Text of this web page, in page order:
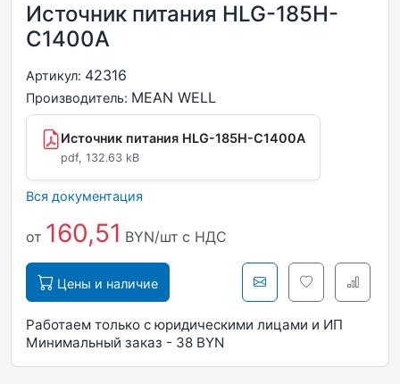
Источник питания HLG-185H-
C1400A
Артикул: 42316
Производитель: MEAN WELL
Источник питания HLG-185H-C1400A
pdf, 132.63 kB
Вся документация
от 160,51 BYN/шт с НДС
Цены и наличие
Работаем только с юридическими лицами и ИП
Минимальный заказ - 38 BYN